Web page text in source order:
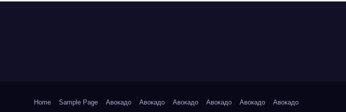
Home Sample Page Авокадо Авокадо Авокадо Авокадо Авокадо Авокадо